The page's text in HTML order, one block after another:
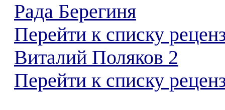
Рада Берегиня
Перейти к списку
Виталий Поляков 2
Перейти к списку